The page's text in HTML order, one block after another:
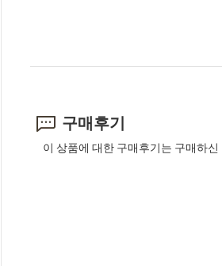
구매후기
이 상품에 대한 구매후기는 구매하신